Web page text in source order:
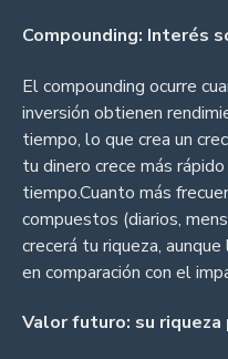
Compounding: Interés
El compounding ocurre
inversión obtienen
tiempo, lo que crea un
tu dinero crece más
tiempo.Cuanto más
compuestos (diarios,
crecerá tu riqueza,
en comparación con el
Valor futuro: su riqueza